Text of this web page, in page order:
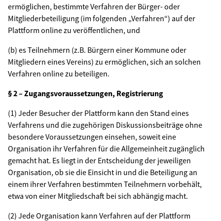
ermöglichen, bestimmte Verfahren der Bürger- oder
Mitgliederbeteiligung (im folgenden „Verfahren“) auf der
Plattform online zu veröffentlichen, und
(b) es Teilnehmern (z.B. Bürgern einer Kommune oder
Mitgliedern eines Vereins) zu ermöglichen, sich an solchen
Verfahren online zu beteiligen.
§ 2 – Zugangsvoraussetzungen, Registrierung
(1) Jeder Besucher der Plattform kann den Stand eines
Verfahrens und die zugehörigen Diskussionsbeiträge ohne
besondere Voraussetzungen einsehen, soweit eine
Organisation ihr Verfahren für die Allgemeinheit zugänglich
gemacht hat. Es liegt in der Entscheidung der jeweiligen
Organisation, ob sie die Einsicht in und die Beteiligung an
einem ihrer Verfahren bestimmten Teilnehmern vorbehält,
etwa von einer Mitgliedschaft bei sich abhängig macht.
(2) Jede Organisation kann Verfahren auf der Plattform